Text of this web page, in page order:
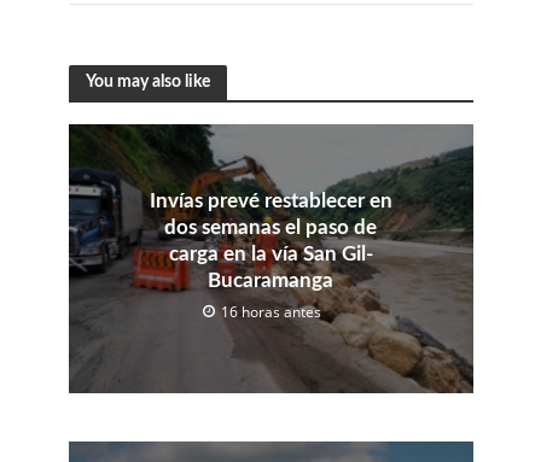
You may also like
Invías prevé restablecer en
dos semanas el paso de
carga en la vía San Gil-
Bucaramanga
16 horas antes